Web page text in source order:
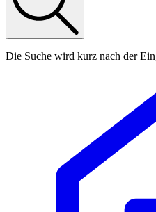
Die Suche wird kurz nach der